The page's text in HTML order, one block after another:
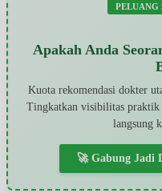
PELUANG
Apakah Anda
Kuota rekomendasi dokter
Tingkatkan visibilitas praktik
langsung
🚀 Gabung Jadi